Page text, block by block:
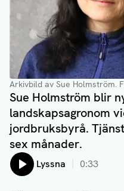
Arkivbild av Sue Holmström.
Sue Holmström blir
landskapsagronom
jordbruksbyrå.
sex månader.
Lyssna 0:33